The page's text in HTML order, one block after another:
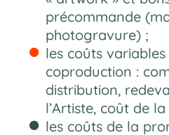
précommande
photogravure) ;
les coûts
coproduction :
distribution,
l’Artiste, coût de la
les coûts de la